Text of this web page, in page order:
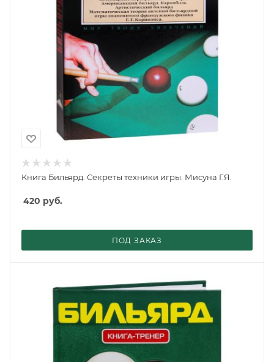
Книга Бильярд. Секреты техники игры. Мисуна Г.Я.
420 руб.
ПОД ЗАКАЗ